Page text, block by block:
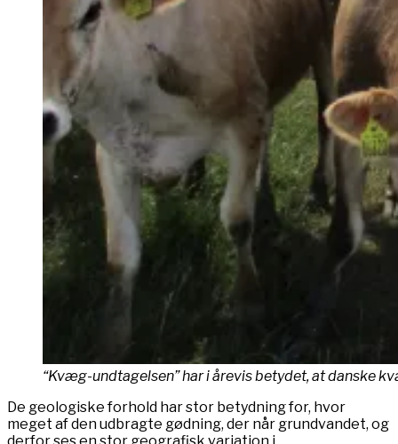
“Kvæg-undtagelsen” har i årevis betydet, at danske
De geologiske forhold har stor betydning for, hvor
meget af den udbragte gødning, der når grundvandet, og